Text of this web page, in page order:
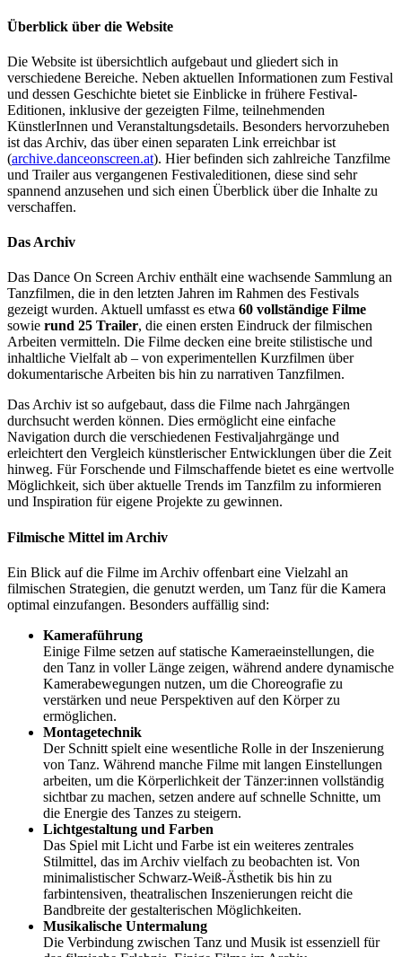
Überblick über die Website
Die Website ist übersichtlich aufgebaut und gliedert sich in
verschiedene Bereiche. Neben aktuellen Informationen zum Festival
und dessen Geschichte bietet sie Einblicke in frühere Festival-
Editionen, inklusive der gezeigten Filme, teilnehmenden
KünstlerInnen und Veranstaltungsdetails. Besonders hervorzuheben
ist das Archiv, das über einen separaten Link erreichbar ist
(archive.danceonscreen.at). Hier befinden sich zahlreiche Tanzfilme
und Trailer aus vergangenen Festivaleditionen, diese sind sehr
spannend anzusehen und sich einen Überblick über die Inhalte zu
verschaffen.
Das Archiv
Das Dance On Screen Archiv enthält eine wachsende Sammlung an
Tanzfilmen, die in den letzten Jahren im Rahmen des Festivals
gezeigt wurden. Aktuell umfasst es etwa 60 vollständige Filme
sowie rund 25 Trailer, die einen ersten Eindruck der filmischen
Arbeiten vermitteln. Die Filme decken eine breite stilistische und
inhaltliche Vielfalt ab – von experimentellen Kurzfilmen über
dokumentarische Arbeiten bis hin zu narrativen Tanzfilmen.
Das Archiv ist so aufgebaut, dass die Filme nach Jahrgängen
durchsucht werden können. Dies ermöglicht eine einfache
Navigation durch die verschiedenen Festivaljahrgänge und
erleichtert den Vergleich künstlerischer Entwicklungen über die Zeit
hinweg. Für Forschende und Filmschaffende bietet es eine wertvolle
Möglichkeit, sich über aktuelle Trends im Tanzfilm zu informieren
und Inspiration für eigene Projekte zu gewinnen.
Filmische Mittel im Archiv
Ein Blick auf die Filme im Archiv offenbart eine Vielzahl an
filmischen Strategien, die genutzt werden, um Tanz für die Kamera
optimal einzufangen. Besonders auffällig sind:
Kameraführung
Einige Filme setzen auf statische Kameraeinstellungen, die
den Tanz in voller Länge zeigen, während andere dynamische
Kamerabewegungen nutzen, um die Choreografie zu
verstärken und neue Perspektiven auf den Körper zu
ermöglichen.
Montagetechnik
Der Schnitt spielt eine wesentliche Rolle in der Inszenierung
von Tanz. Während manche Filme mit langen Einstellungen
arbeiten, um die Körperlichkeit der Tänzer:innen vollständig
sichtbar zu machen, setzen andere auf schnelle Schnitte, um
die Energie des Tanzes zu steigern.
Lichtgestaltung und Farben
Das Spiel mit Licht und Farbe ist ein weiteres zentrales
Stilmittel, das im Archiv vielfach zu beobachten ist. Von
minimalistischer Schwarz-Weiß-Ästhetik bis hin zu
farbintensiven, theatralischen Inszenierungen reicht die
Bandbreite der gestalterischen Möglichkeiten.
Musikalische Untermalung
Die Verbindung zwischen Tanz und Musik ist essenziell für